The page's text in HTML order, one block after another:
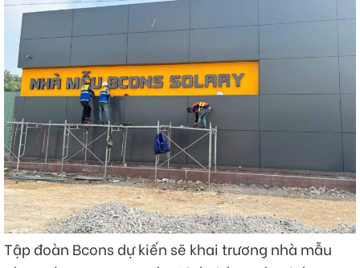
Tập đoàn Bcons dự kiến sẽ khai trương nhà mẫu